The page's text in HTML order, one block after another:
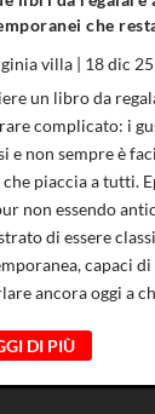
che
villa | 18 dic 25
un libro da
complicato: i
e non sempre è
piaccia a tutti.
non essendo
di essere
capaci
ancora oggi a
DI PIÙ